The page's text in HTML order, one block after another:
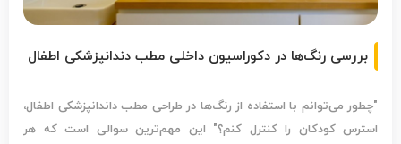
بررسی رنگ‌ها در دکوراسیون داخلی مطب دندانپزشکی اطفال
"چطور می‌توانم با استفاده از رنگ‌‌ها در طراحی مطب داندانپزشکی اطفال،
استرس کودکان را کنترل کنم؟" این مهم‌ترین سوالی است که هر